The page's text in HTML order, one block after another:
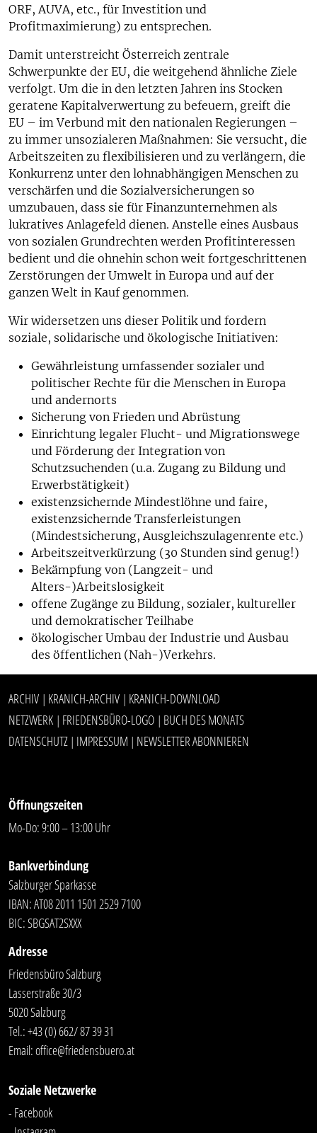
ORF, AUVA, etc., für Investition und
Profitmaximierung) zu entsprechen.
Damit unterstreicht Österreich zentrale
Schwerpunkte der EU, die weitgehend ähnliche Ziele
verfolgt. Um die in den letzten Jahren ins Stocken
geratene Kapitalverwertung zu befeuern, greift die
EU – im Verbund mit den nationalen Regierungen –
zu immer unsozialeren Maßnahmen: Sie versucht, die
Arbeitszeiten zu flexibilisieren und zu verlängern, die
Konkurrenz unter den lohnabhängigen Menschen zu
verschärfen und die Sozialversicherungen so
umzubauen, dass sie für Finanzunternehmen als
lukratives Anlagefeld dienen. Anstelle eines Ausbaus
von sozialen Grundrechten werden Profitinteressen
bedient und die ohnehin schon weit fortgeschrittenen
Zerstörungen der Umwelt in Europa und auf der
ganzen Welt in Kauf genommen.
Wir widersetzen uns dieser Politik und fordern
soziale, solidarische und ökologische Initiativen:
Gewährleistung umfassender sozialer und
politischer Rechte für die Menschen in Europa
und andernorts
Sicherung von Frieden und Abrüstung
Einrichtung legaler Flucht- und Migrationswege
und Förderung der Integration von
Schutzsuchenden (u.a. Zugang zu Bildung und
Erwerbstätigkeit)
existenzsichernde Mindestlöhne und faire,
existenzsichernde Transferleistungen
(Mindestsicherung, Ausgleichszulagenrente etc.)
Arbeitszeitverkürzung (30 Stunden sind genug!)
Bekämpfung von (Langzeit- und
Alters-)Arbeitslosigkeit
offene Zugänge zu Bildung, sozialer, kultureller
und demokratischer Teilhabe
ökologischer Umbau der Industrie und Ausbau
des öffentlichen (Nah-)Verkehrs.
ARCHIV | KRANICH-ARCHIV | KRANICH-DOWNLOAD
NETZWERK | FRIEDENSBÜRO-LOGO | BUCH DES MONATS
DATENSCHUTZ | IMPRESSUM | NEWSLETTER ABONNIEREN
Öffnungszeiten
Mo-Do: 9:00 – 13:00 Uhr
Bankverbindung
Salzburger Sparkasse
IBAN: AT08 2011 1501 2529 7100
BIC: SBGSAT2SXXX
Adresse
Friedensbüro Salzburg
Lasserstraße 30/3
5020 Salzburg
Tel.:+43 (0) 662/ 87 39 31
Email:office@friedensbuero.at
Soziale Netzwerke
- Facebook